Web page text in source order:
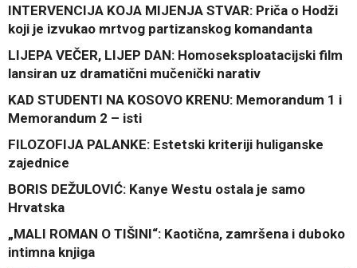
INTERVENCIJA KOJA MIJENJA STVAR: Priča o Hodži
koji je izvukao mrtvog partizanskog komandanta
LIJEPA VEČER, LIJEP DAN: Homoseksploatacijski film
lansiran uz dramatični mučenički narativ
KAD STUDENTI NA KOSOVO KRENU: Memorandum 1 i
Memorandum 2 – isti
FILOZOFIJA PALANKE: Estetski kriteriji huliganske
zajednice
BORIS DEŽULOVIĆ: Kanye Westu ostala je samo
Hrvatska
„MALI ROMAN O TIŠINI“: Kaotična, zamršena i duboko
intimna knjiga